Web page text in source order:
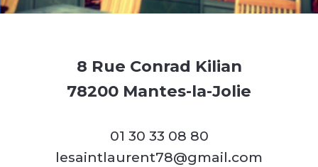
8 Rue Conrad Kilian
78200 Mantes-la-Jolie
01 30 33 08 80
lesaintlaurent78@gmail.com